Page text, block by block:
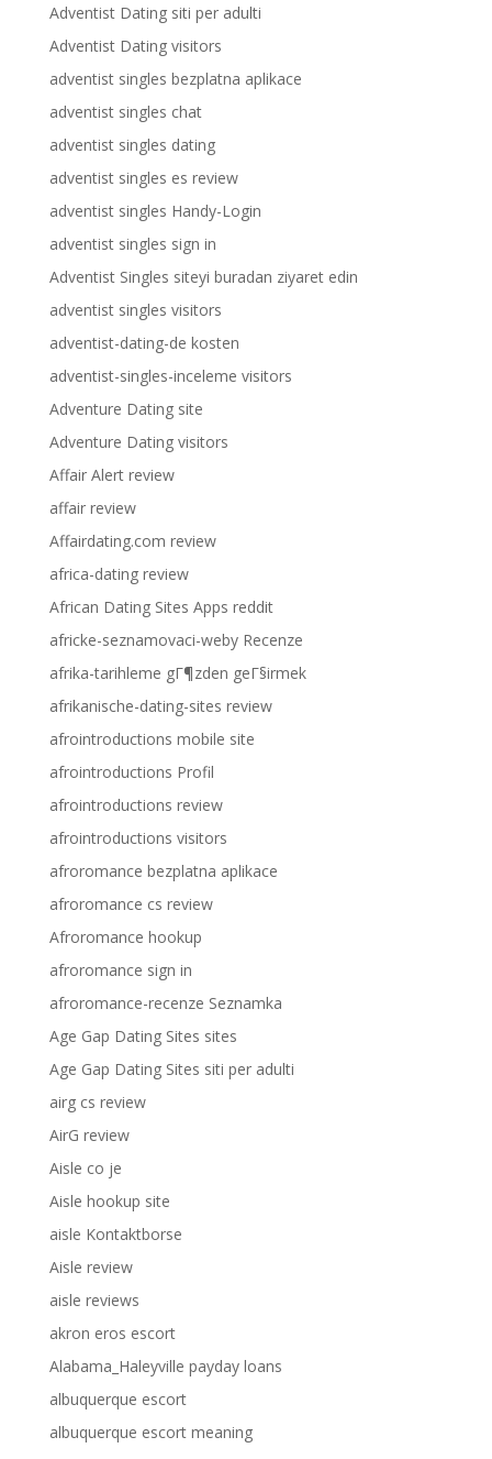
Adventist Dating siti per adulti
Adventist Dating visitors
adventist singles bezplatna aplikace
adventist singles chat
adventist singles dating
adventist singles es review
adventist singles Handy-Login
adventist singles sign in
Adventist Singles siteyi buradan ziyaret edin
adventist singles visitors
adventist-dating-de kosten
adventist-singles-inceleme visitors
Adventure Dating site
Adventure Dating visitors
Affair Alert review
affair review
Affairdating.com review
africa-dating review
African Dating Sites Apps reddit
africke-seznamovaci-weby Recenze
afrika-tarihleme gГ¶zden geГ§irmek
afrikanische-dating-sites review
afrointroductions mobile site
afrointroductions Profil
afrointroductions review
afrointroductions visitors
afroromance bezplatna aplikace
afroromance cs review
Afroromance hookup
afroromance sign in
afroromance-recenze Seznamka
Age Gap Dating Sites sites
Age Gap Dating Sites siti per adulti
airg cs review
AirG review
Aisle co je
Aisle hookup site
aisle Kontaktborse
Aisle review
aisle reviews
akron eros escort
Alabama_Haleyville payday loans
albuquerque escort
albuquerque escort meaning